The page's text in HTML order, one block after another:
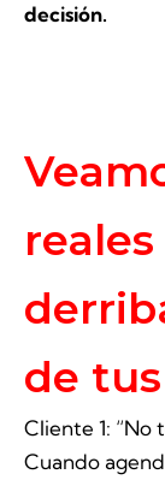
decisión.
de
Cliente 1: “No
Cuando